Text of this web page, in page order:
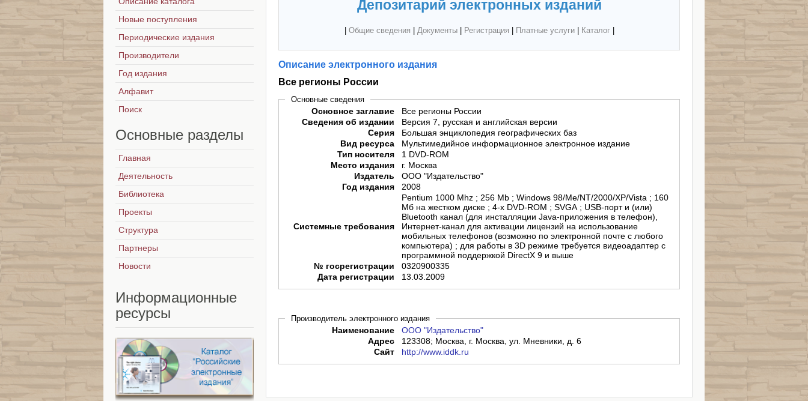
Депозитарий электронных изданий
Общие сведения Документы| Регистрация Платные услуги| Каталог|
Описание электронного издания
Все регионы России
Основные сведения
Основное заглавие
Все регионы России
Сведения об издании
Версия 7, русская и английская версии
Серия
Большая энциклопедия географических баз
Вид ресурса
Мультимедийное информационное электронное издание
Тип носителя
1 DVD-ROM
Место издания
г. Москва
Издатель
ООО "Издательство"
Год издания
2008
Системные требования
Pentium 1000 Mhz ; 256 Mb ; Windows 98/Me/NT/2000/XP/Vista ; 160
Мб на жестком диске ; 4-x DVD-ROM ; SVGA ; USB-порт и (или)
Bluetooth канал (для инсталляции Java-приложения в телефон),
Интернет-канал для активации лицензий на использование
мобильных телефонов (возможно по электронной почте с любого
компьютера) ; для работы в 3D режиме требуется видеоадаптер с
программной поддержкой DirectX 9 и выше
№ госрегистрации
0320900335
Дата регистрации
13.03.2009
Производитель электронного издания
Наименование
ООО "Издательство"
Адрес
123308; Москва, г. Москва, ул. Мневники, д. 6
Сайт
http://www.iddk.ru
Новые поступления
Периодические издания
Производители
Год издания
Алфавит
Поиск
Основные разделы
Главная
Деятельность
Библиотека
Проекты
Структура
Партнеры
Новости
Информационные
ресурсы